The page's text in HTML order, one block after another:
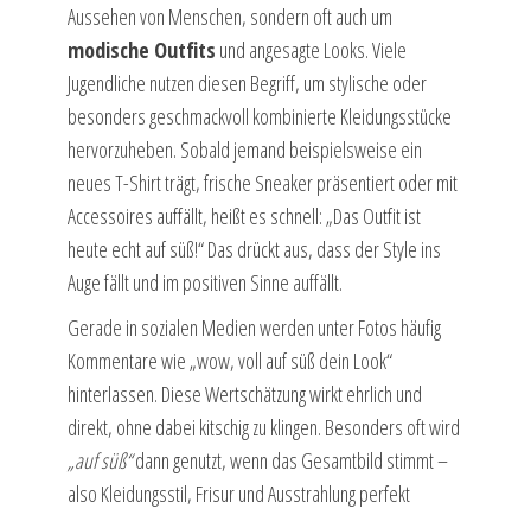
Aussehen von Menschen, sondern oft auch um
modische Outfits und angesagte Looks. Viele
Jugendliche nutzen diesen Begriff, um stylische oder
besonders geschmackvoll kombinierte Kleidungsstücke
hervorzuheben. Sobald jemand beispielsweise ein
neues T-Shirt trägt, frische Sneaker präsentiert oder mit
Accessoires auffällt, heißt es schnell: „Das Outfit ist
heute echt auf süß!“ Das drückt aus, dass der Style ins
Auge fällt und im positiven Sinne auffällt.
Gerade in sozialen Medien werden unter Fotos häufig
Kommentare wie „wow, voll auf süß dein Look“
hinterlassen. Diese Wertschätzung wirkt ehrlich und
direkt, ohne dabei kitschig zu klingen. Besonders oft wird
„auf süß“dann genutzt, wenn das Gesamtbild stimmt –
also Kleidungsstil, Frisur und Ausstrahlung perfekt